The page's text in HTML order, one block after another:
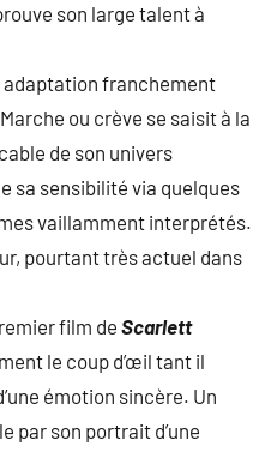
son large talent à
adaptation franchement
ou crève se saisit à la
de son univers
sa sensibilité via quelques
vaillamment interprétés.
pourtant très actuel dans
film de Scarlett
le coup d’œil tant il
émotion sincère. Un
par son portrait d’une